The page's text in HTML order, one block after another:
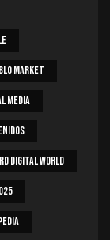
Market
Media
Digital World